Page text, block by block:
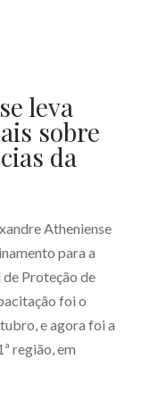
leva
sobre
da
Atheniense
para a
de Proteção de
foi o
e agora foi a
região, em